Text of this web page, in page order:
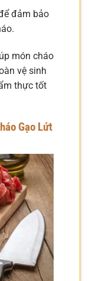
đảm bảo
món cháo
vệ sinh
thực tốt
Gạo Lứt